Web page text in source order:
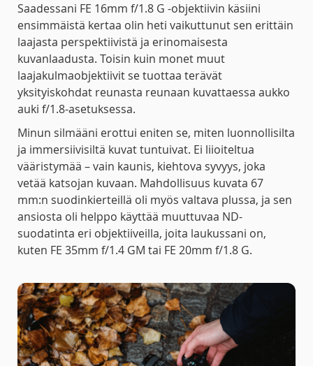
Saadessani FE 16mm f/1.8 G -objektiivin käsiini
ensimmäistä kertaa olin heti vaikuttunut sen erittäin
laajasta perspektiivistä ja erinomaisesta
kuvanlaadusta. Toisin kuin monet muut
laajakulmaobjektiivit se tuottaa terävät
yksityiskohdat reunasta reunaan kuvattaessa aukko
auki f/1.8-asetuksessa.
Minun silmääni erottui eniten se, miten luonnollisilta
ja immersiivisiltä kuvat tuntuivat. Ei liioiteltua
vääristymää – vain kaunis, kiehtova syvyys, joka
vetää katsojan kuvaan. Mahdollisuus kuvata 67
mm:n suodinkierteillä oli myös valtava plussa, ja sen
ansiosta oli helppo käyttää muuttuvaa ND-
suodatinta eri objektiiveilla, joita laukussani on,
kuten FE 35mm f/1.4 GM tai FE 20mm f/1.8 G.